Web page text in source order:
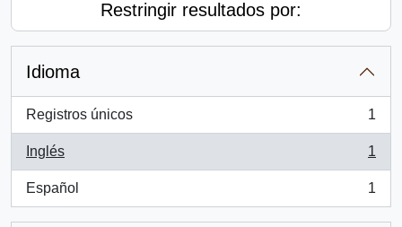
Restringir resultados por:
Idioma
Registros únicos
, 1 resultados
1
Inglés
, 1 resultados
1
Español
, 1 resultados
1